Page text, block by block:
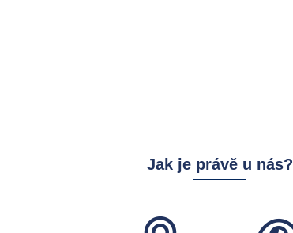
Jak je právě u nás?